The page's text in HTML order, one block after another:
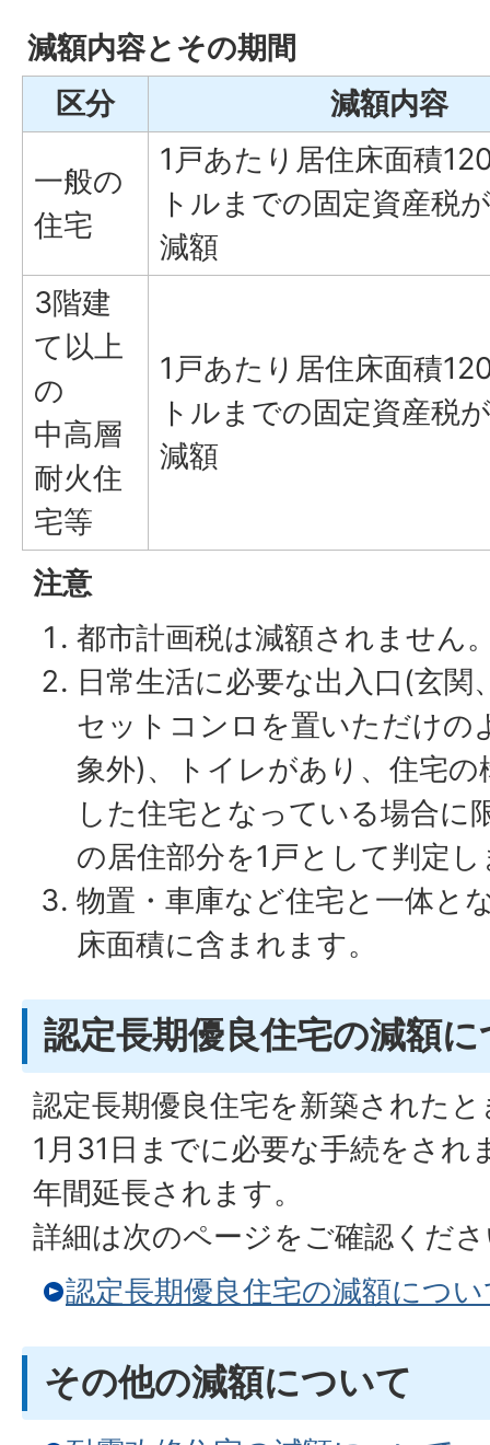
減額内容とその期間
区分
減額内容
一般の
住宅
1戸あたり居住床面積
トルまでの固定資産税
減額
3階建
て以上
の
中高層
耐火住
宅等
1戸あたり居住床面積
トルまでの固定資産税
減額
注意
都市計画税は減額されません
日常生活に必要な出入口(玄
セットコンロを置いただけの
象外)、トイレがあり、住宅
した住宅となっている場合に
の居住部分を1戸として判定
物置・車庫など住宅と一体と
床面積に含まれます。
認定長期優良住宅の減額
認定長期優良住宅を新築された
1月31日までに必要な手続をされ
年間延長されます。
詳細は次のページをご確認くだ
認定長期優良住宅の減額につ
その他の減額について